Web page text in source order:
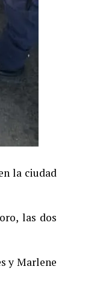
la ciudad
las dos
y Marlene